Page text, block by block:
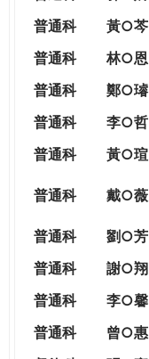
普通科
黃○芩
普通科
林○恩
普通科
鄭○璿
普通科
李○哲
普通科
黃○瑄
普通科 戴○薇
普通科 劉○芳
普通科
謝○翔
普通科
李○馨
普通科
曾○惠